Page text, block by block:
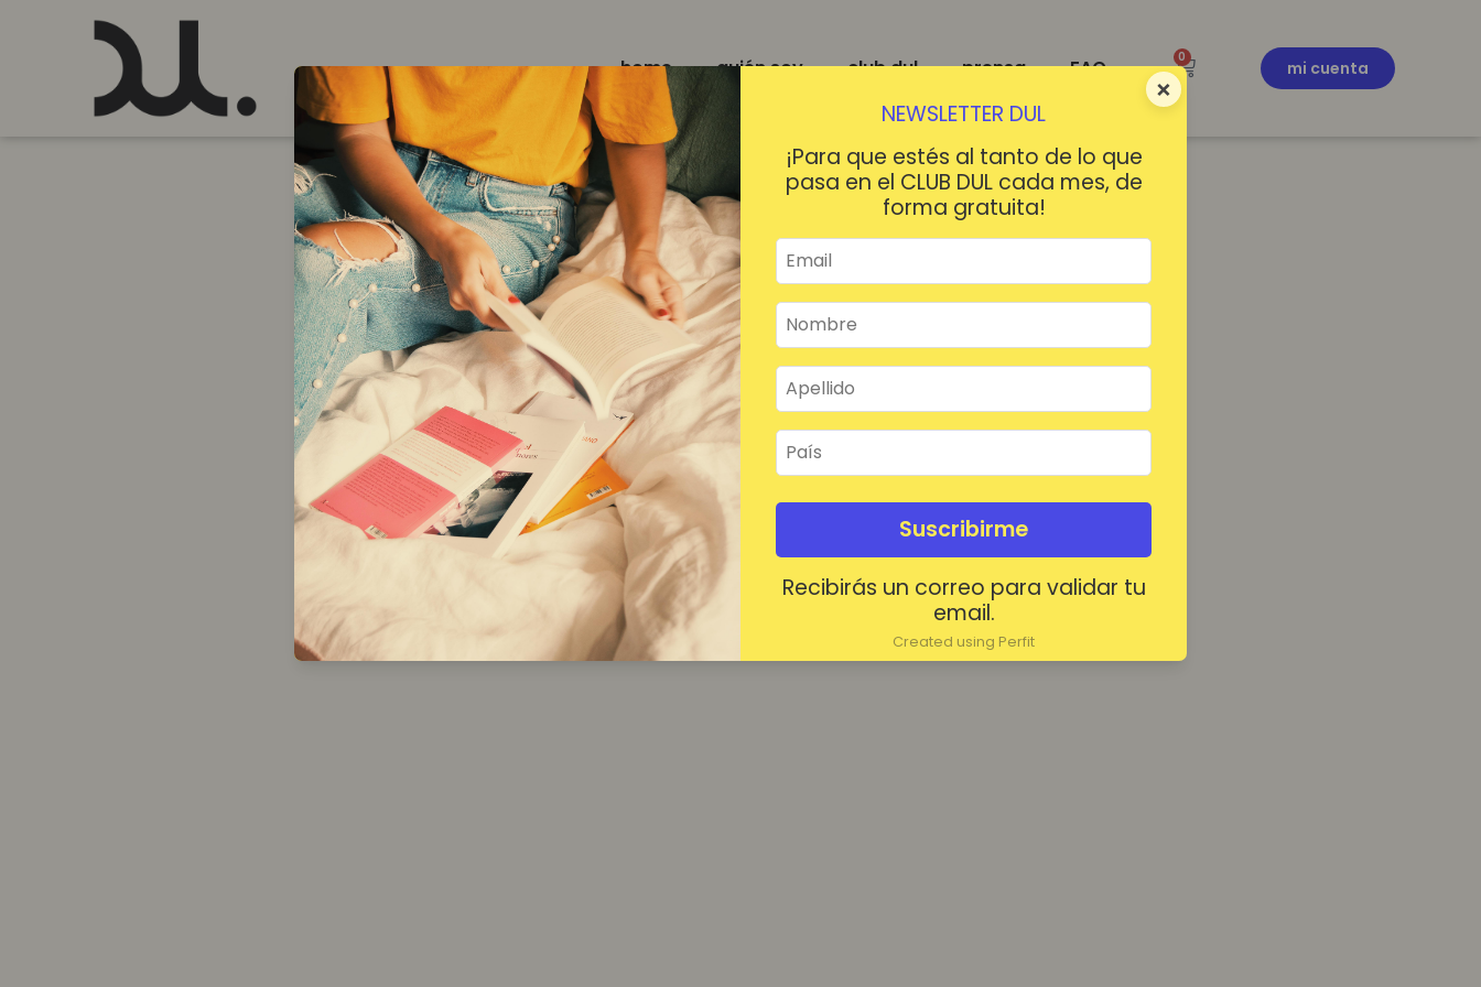
×
NEWSLETTER DUL
¡Para que estés al tanto de lo que
pasa en el CLUB DUL cada mes, de
forma gratuita!
Suscribirme
Recibirás un correo para validar tu
email.
Created using Perfit
home quién soy club dul prensa FAQ 0
mi cuenta
¡HOLA!
Mantenerme conectado ¿Contraseña olvidada?
Acceder